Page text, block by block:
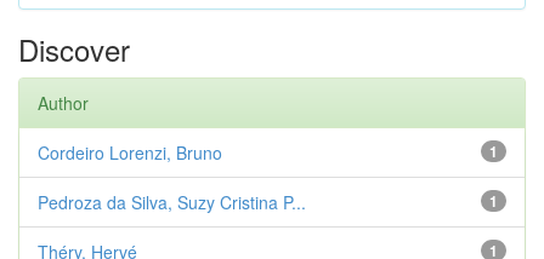
Discover
Author
1
Cordeiro Lorenzi, Bruno
1
Pedroza da Silva, Suzy Cristina P...
1
Théry, Hervé